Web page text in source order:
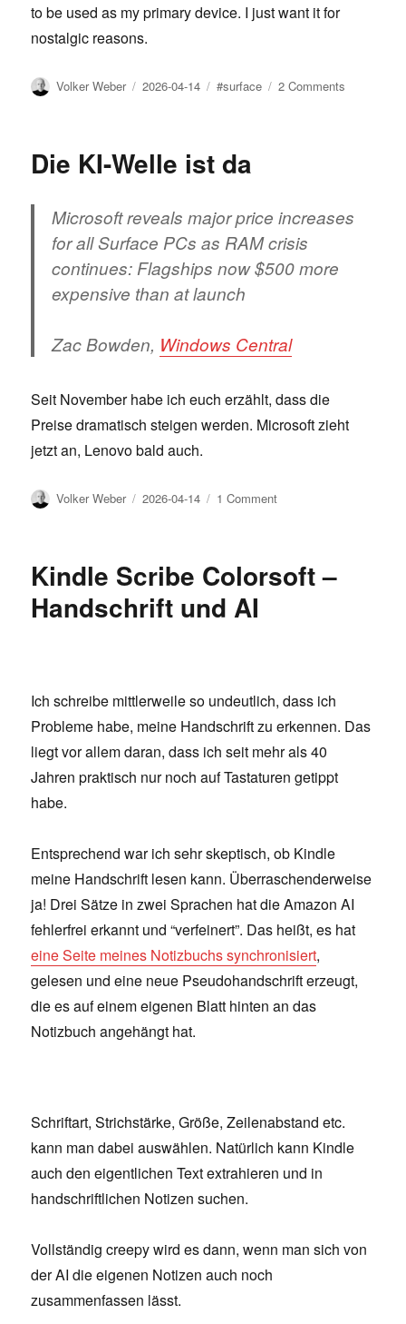
to be used as my primary device. I just want it for
nostalgic reasons.
Author
Volker Weber
Posted
2026-04-14 Tags
#surface 2 Comments
Die KI-Welle ist da
Microsoft reveals major price increases
for all Surface PCs as RAM crisis
continues: Flagships now $500 more
expensive than at launch
Zac Bowden, Windows Central
Seit November habe ich euch erzählt, dass die
Preise dramatisch steigen werden. Microsoft zieht
jetzt an, Lenovo bald auch.
Author
Volker Weber
Posted
2026-04-14 1 Commenton
ist
Kindle Scribe Colorsoft –
Handschrift und AI
Ich schreibe mittlerweile so undeutlich, dass ich
Probleme habe, meine Handschrift zu erkennen. Das
liegt vor allem daran, dass ich seit mehr als 40
Jahren praktisch nur noch auf Tastaturen getippt
habe.
Entsprechend war ich sehr skeptisch, ob Kindle
meine Handschrift lesen kann. Überraschenderweise
ja! Drei Sätze in zwei Sprachen hat die Amazon AI
fehlerfrei erkannt und “verfeinert”. Das heißt, es hat
eine Seite meines Notizbuchs synchronisiert,
gelesen und eine neue Pseudohandschrift erzeugt,
die es auf einem eigenen Blatt hinten an das
Notizbuch angehängt hat.
Schriftart, Strichstärke, Größe, Zeilenabstand etc.
kann man dabei auswählen. Natürlich kann Kindle
auch den eigentlichen Text extrahieren und in
handschriftlichen Notizen suchen.
Vollständig creepy wird es dann, wenn man sich von
der AI die eigenen Notizen auch noch
zusammenfassen lässt.